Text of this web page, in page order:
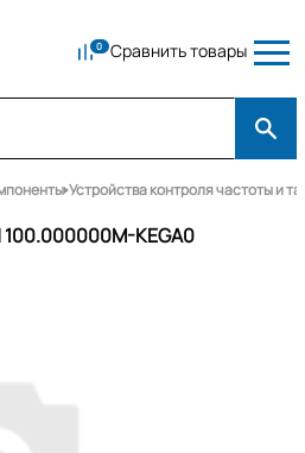
Сравнить товары
Устройства контроля частоты и
KEGA0